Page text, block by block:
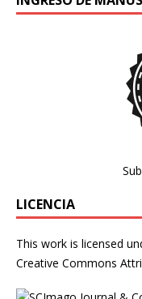
LICENCIA
This work is licensed
Creative Commons